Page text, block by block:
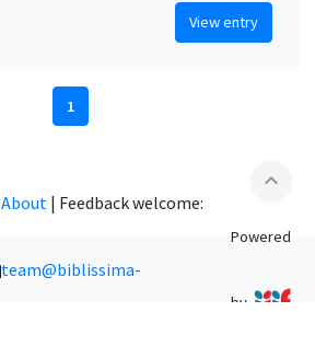
View entry
1
expand_less
About | Feedback welcome:
team@biblissima-
Powered
by